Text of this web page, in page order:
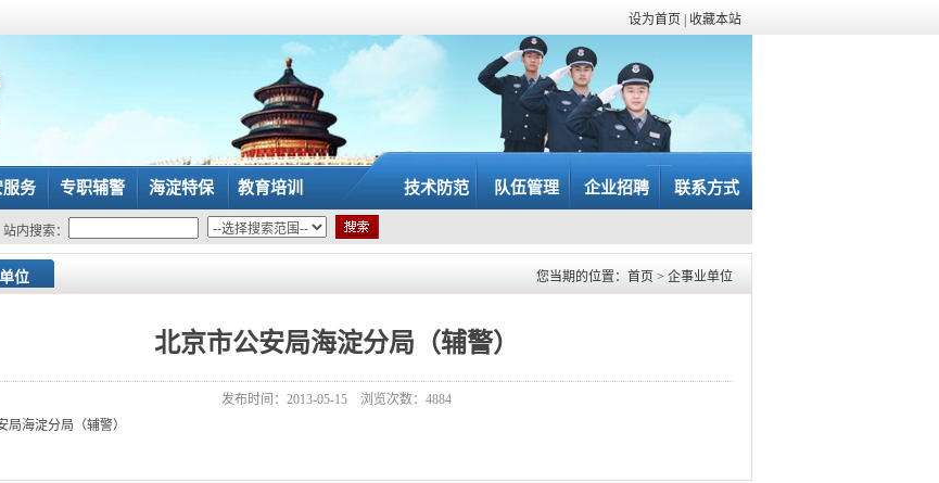
设为首页 收藏本站
服务 专职辅警 海淀特保 教育培训 技术防范 队伍管理 企业招聘 联系方式
站内搜索：
位 您当期的位置： 首页 > 企事业单位
北京市公安局海淀分局（辅警）
发布时间：2013-05-15 浏览次数：4884
局海淀分局（辅警）